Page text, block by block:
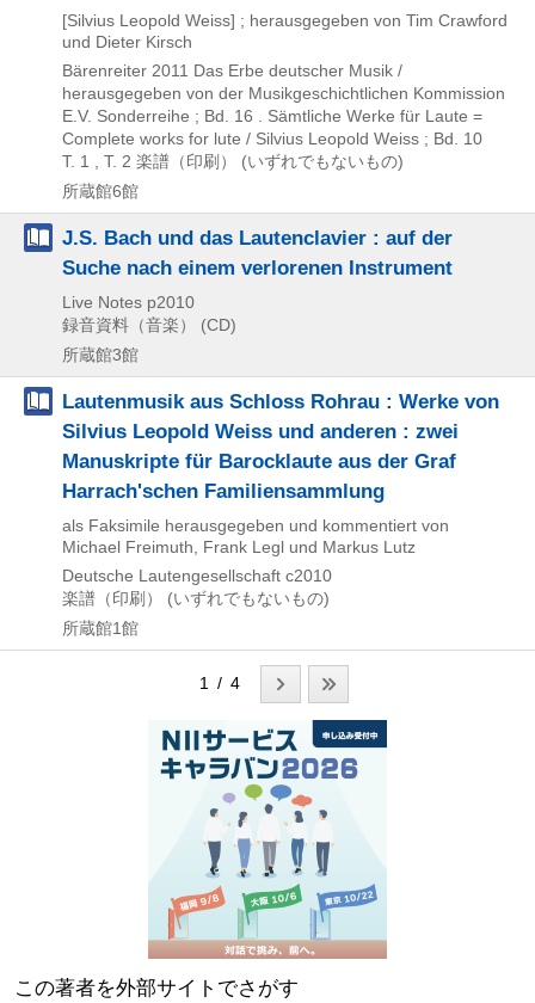
[Silvius Leopold Weiss] ; herausgegeben von Tim Crawford
und Dieter Kirsch
Bärenreiter 2011 Das Erbe deutscher Musik /
herausgegeben von der Musikgeschichtlichen Kommission
E.V. Sonderreihe ; Bd. 16 . Sämtliche Werke für Laute =
Complete works for lute / Silvius Leopold Weiss ; Bd. 10
T. 1 , T. 2 楽譜（印刷） (いずれでもないもの)
所蔵館6館
J.S. Bach und das Lautenclavier : auf der
Suche nach einem verlorenen Instrument
Live Notes p2010
録音資料（音楽） (CD)
所蔵館3館
Lautenmusik aus Schloss Rohrau : Werke von
Silvius Leopold Weiss und anderen : zwei
Manuskripte für Barocklaute aus der Graf
Harrach'schen Familiensammlung
als Faksimile herausgegeben und kommentiert von
Michael Freimuth, Frank Legl und Markus Lutz
Deutsche Lautengesellschaft c2010
楽譜（印刷） (いずれでもないもの)
所蔵館1館
1 / 4
この著者を外部サイトでさがす